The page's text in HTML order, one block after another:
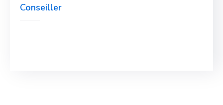
Conseiller